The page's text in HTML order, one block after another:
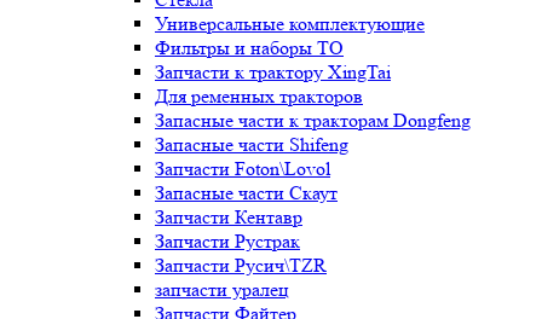
Универсальные комплектующие
Фильтры и наборы ТО
Запчасти к трактору XingTai
Для ременных тракторов
Запасные части к тракторам Dongfeng
Запасные части Shifeng
Запчасти Foton\Lovol
Запасные части Скаут
Запчасти Кентавр
Запчасти Рустрак
Запчасти Русич\TZR
запчасти уралец
Запчасти Файтер